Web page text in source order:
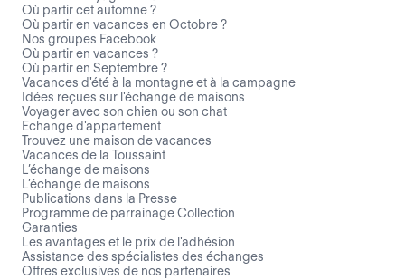
Où partir cet automne ?
Où partir en vacances en Octobre ?
Nos groupes Facebook
Où partir en vacances ?
Où partir en Septembre ?
Vacances d'été à la montagne et à la campagne
Idées reçues sur l'échange de maisons
Voyager avec son chien ou son chat
Echange d'appartement
Trouvez une maison de vacances
Vacances de la Toussaint
L’échange de maisons
L’échange de maisons
Publications dans la Presse
Programme de parrainage Collection
Garanties
Les avantages et le prix de l'adhésion
Assistance des spécialistes des échanges
Offres exclusives de nos partenaires